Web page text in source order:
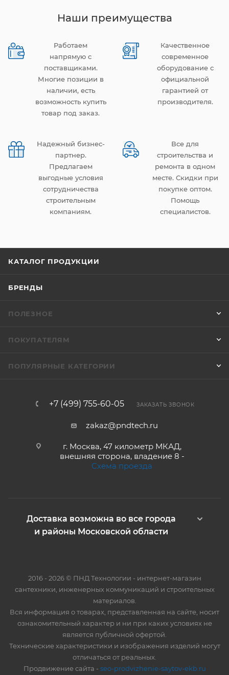
Наши преимущества
Работаем
напрямую с
поставщиками.
Многие позиции в
наличии, есть
возможность купить
товар под заказ.
Качественное
современное
оборудование с
официальной
гарантией от
производителя.
Надежный бизнес-
партнер.
Предлагаем
выгодные условия
сотрудничества
строительным
компаниям.
Все для
строительства и
ремонта в одном
месте. Скидки при
покупке оптом.
Помощь
специалистов.
КАТАЛОГ ПРОДУКЦИИ
БРЕНДЫ
ПОЛЕЗНОЕ
ПОКУПАТЕЛЯМ
ПОПУЛЯРНЫЕ КАТЕГОРИИ
+7 (499) 755-60-05 ЗАКАЗАТЬ ЗВОНОК
zakaz@pndtech.ru
г. Москва, 47 километр МКАД,
внешняя сторона, владение 8 -
Схема проезда
Доставка возможна во все города
и районы Московской области
2016 - 2026 © ПНД Технологии - интернет-магазин
сантехники, инженерных коммуникаций и строительных
материалов.
Вся информация о товарах, представленная на сайте, носит
ознакомительный характер и ни при каких условиях не
является публичной офертой.
Технические характеристики и изображения изделий могут
отличаться от реальных.
Продвижение сайта - seo-prodvizhenie-saytov-ekb.ru